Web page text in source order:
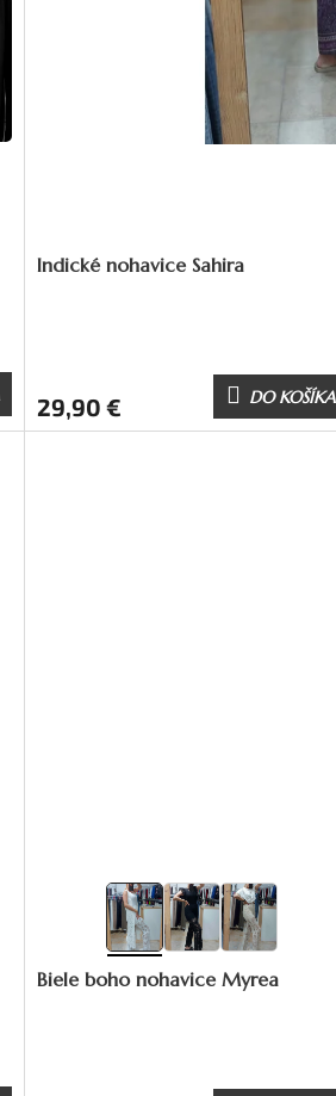
Indické nohavice Sahira
29,90 € DO KOŠÍKA
Biele boho nohavice Myrea